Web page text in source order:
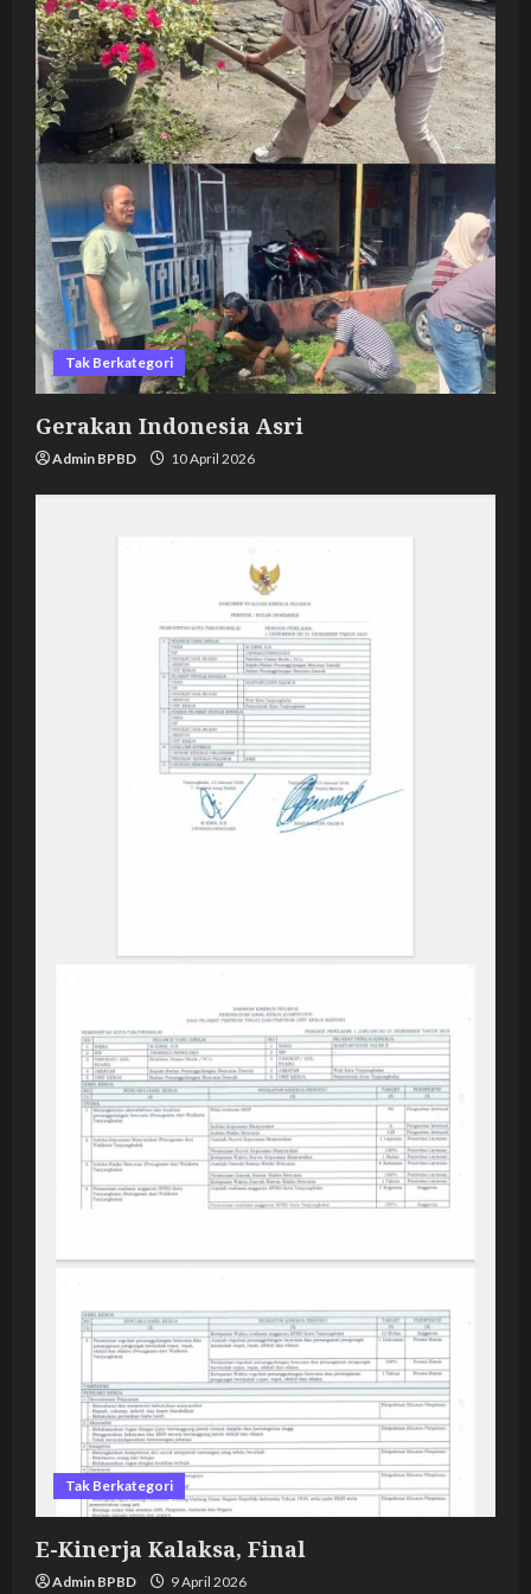
Tak Berkategori
Gerakan Indonesia Asri
Admin BPBD 10 April 2026
Tak Berkategori
E-Kinerja Kalaksa, Final
Admin BPBD 9 April 2026